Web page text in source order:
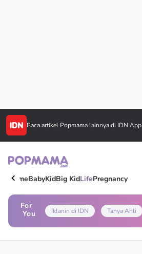
Baca artikel Popmama lainnya di IDN App
HomeBabyKidBig KidLifePregnancy
For
You
Iklanin di IDN Tanya Ahli